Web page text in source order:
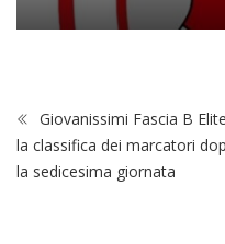
Giovanissimi Fascia B
la classifica dei marcatori
la sedicesima giornata